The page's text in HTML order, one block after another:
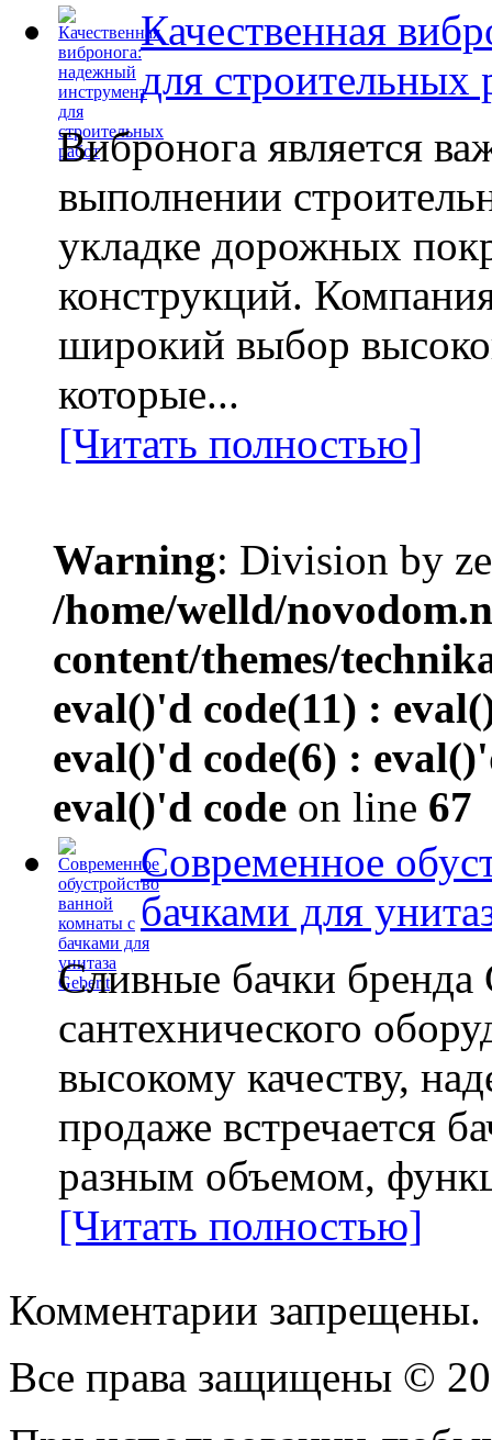
Качественная
для строительных
Вибронога является
выполнении
укладке дорожных
конструкций.
широкий выбор
которые...
[Читать полностью]
Warning: Division by
/home/welld/
content/themes/
eval()'d code(11) :
eval()'d code(6) :
eval()'d code on line 67
Современное
бачками для
Сливные бачки бренда
сантехнического
высокому качеству,
продаже встречается
разным объемом,
[Читать полностью]
Комментарии запрещены.
Все права защищены ©